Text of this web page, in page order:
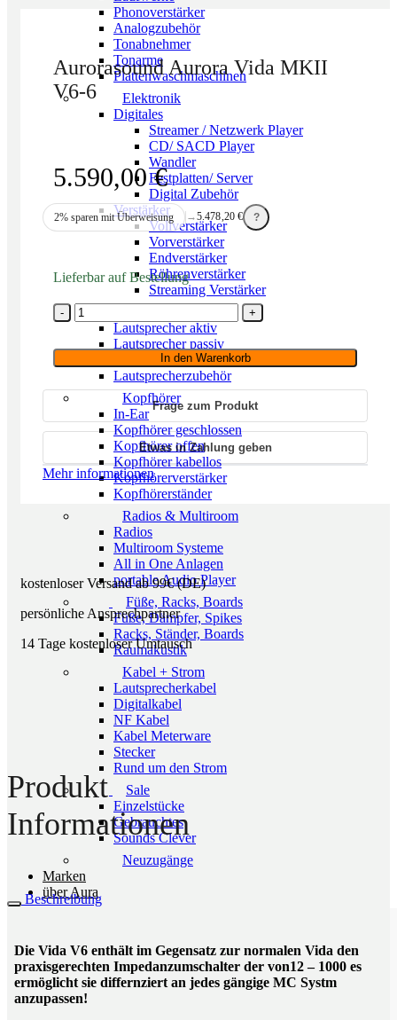
Phonoverstärker
Analogzubehör
Tonabnehmer
Tonarme
Plattenwaschmaschinen
Elektronik
Digitales
Streamer / Netzwerk Player
CD/ SACD Player
Wandler
Festplatten/ Server
Digital Zubehör
Verstärker
Vollverstärker
Vorverstärker
Endverstärker
Röhrenverstärker
Streaming Verstärker
Lautsprecher aktiv
Lautsprecher passiv
Netzwerk/Wifi Lautsprecher
Lautsprecherzubehör
Kopfhörer
In-Ear
Kopfhörer geschlossen
Kopfhörer offen
Kopfhörer kabellos
Kopfhörerverstärker
Kopfhörerständer
Radios & Multiroom
Radios
Multiroom Systeme
All in One Anlagen
portable Audio Player
Füße, Racks, Boards
Füße, Dämpfer, Spikes
Racks, Ständer, Boards
Raumakustik
Kabel + Strom
Lautsprecherkabel
Digitalkabel
NF Kabel
Kabel Meterware
Stecker
Rund um den Strom
Sale
Einzelstücke
Gebrauchtes
Sounds Clever
Neuzugänge
Marken
über Aura
Aurorasound Aurora Vida MKII
V6-6
5.590,00€
2% sparen mit Überweisung →5.478,20 € ?
Lieferbar auf Bestellung
Aurorasound
Aurora
Vida
6
In den Warenkorb
Frage zum Produkt
Etwas in Zahlung geben
Mehr informationen
kostenloser Versand ab 99€ (DE)
persönliche Ansprechpartner
14 Tage kostenloser Umtausch
Produkt
Informationen
Beschreibung
Die Vida V6 enthält im Gegensatz zur normalen Vida den
praxisgerechten Impedanzumschalter der von12 – 1000 es
ermöglicht sie differnziert an jedes gängige MC Systm
anzupassen!